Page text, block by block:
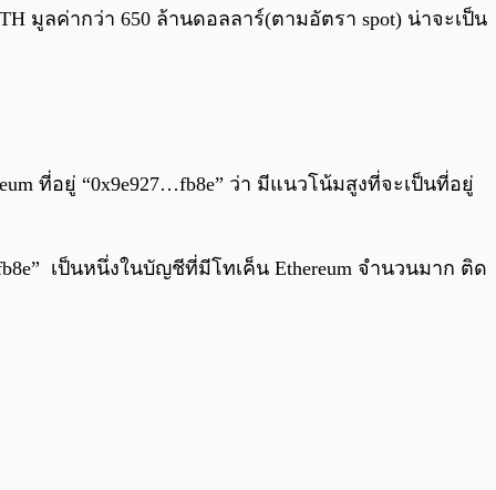
0:00
มูลค่ากว่า 650 ล้านดอลลาร์(ตามอัตรา spot) น่าจะเป็น
ที่อยู่ “0x9e927…fb8e” ว่า มีแนวโน้มสูงที่จะเป็นที่อยู่
เป็นหนึ่งในบัญชีที่มีโทเค็น Ethereum จำนวนมาก ติด